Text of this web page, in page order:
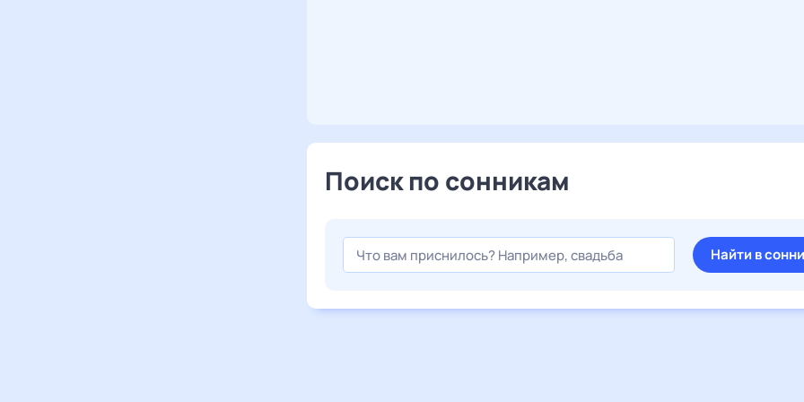
Поиск по сонникам
Найти в